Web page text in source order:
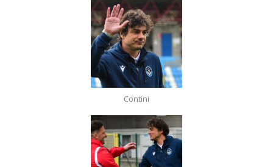
Contini